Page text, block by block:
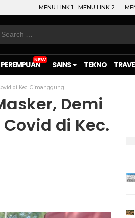
MENU LINK 1 MENU LINK 2
Search
PEREMPUAN SAINS TEKNO
di Kec. Cimanggung
Demi
di Kec.